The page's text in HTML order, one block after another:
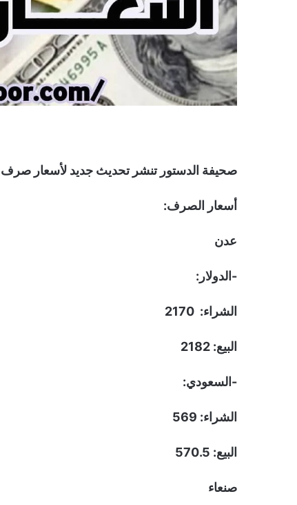
صحيفة الدستور تنشر تحديث جديد لأسعار صرف العملات صباح اليوم
أسعار الصرف:
عدن
-الدولار:
الشراء: 2170
البيع: 2182
-السعودي:
الشراء: 569
البيع: 570.5
صنعاء